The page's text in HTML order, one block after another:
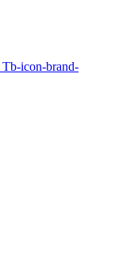
Tb-icon-brand-